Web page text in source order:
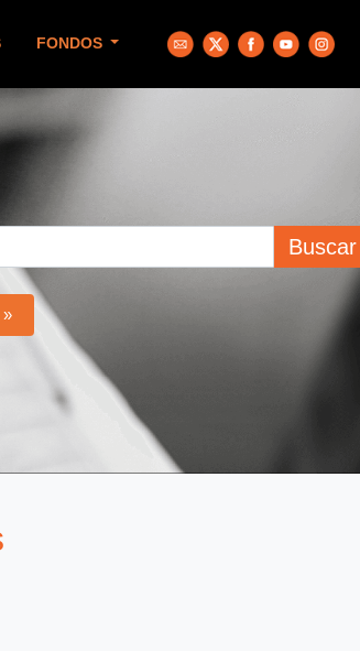
FONDOS
Buscar
»